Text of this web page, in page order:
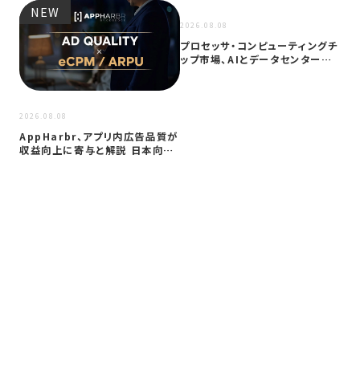
NEW
2026.08.08
AppHarbr、アプリ内広告品質が
収益向上に寄与と解説 日本向け
2026.08.08
プロセッサ・コンピューティングチ
ップ市場、AIとデータセンター需